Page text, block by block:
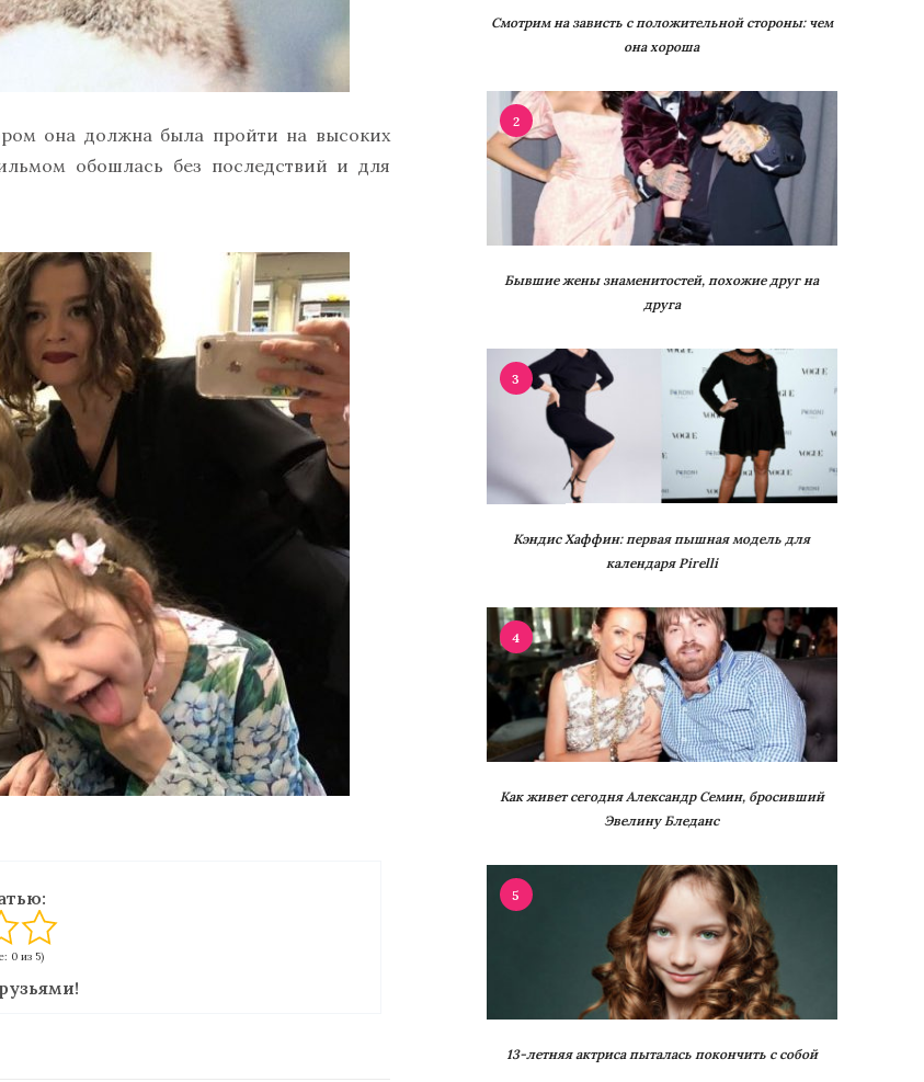
она должна была пройти на высоких
обошлась без последствий и для
0 из 5)
Смотрим на зависть с положительной стороны: чем
она хороша
2
Бывшие жены знаменитостей, похожие друг на
друга
3
Кэндис Хаффин: первая пышная модель для
календаря Pirelli
4
Как живет сегодня Александр Семин, бросивший
Эвелину Бледанс
5
13-летняя актриса пыталась покончить с собой